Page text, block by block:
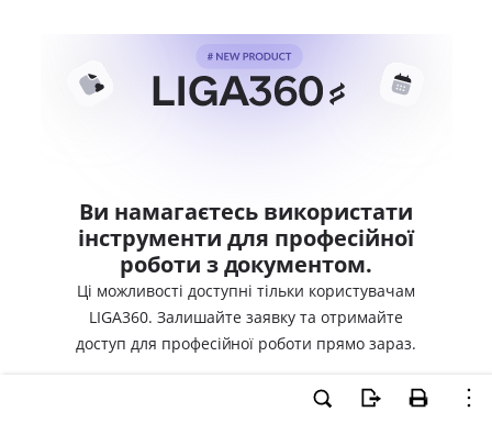
Ви намагаєтесь використати
інструменти для професійної
роботи з документом.
Ці можливості доступні тільки користувачам
LIGA360. Залишайте заявку та отримайте
доступ для професійної роботи прямо зараз.
ВХІД ДЛЯ КОРИСТУВАЧІВ LIGA360